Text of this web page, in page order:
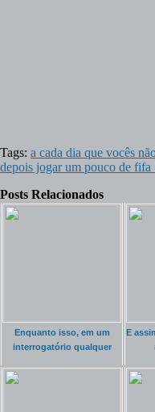
Tags: a cada dia que vocês
depois jogar um pouco de fifa
Posts Relacionados
Enquanto isso, em um
interrogatório qualquer
E